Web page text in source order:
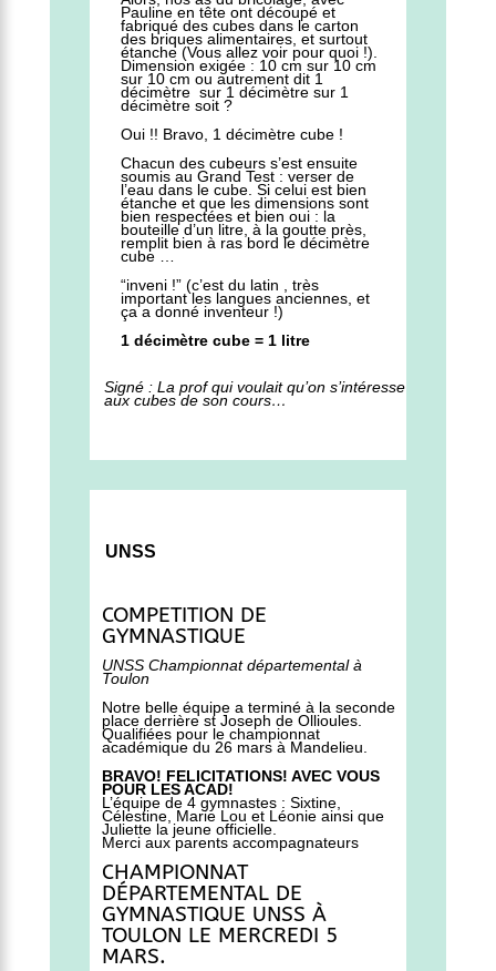
Pauline en tête ont découpé et
fabriqué des cubes dans le carton
des briques alimentaires, et surtout
étanche (Vous allez voir pour quoi !).
Dimension exigée : 10 cm sur 10 cm
sur 10 cm ou autrement dit 1
décimètre sur 1 décimètre sur 1
décimètre soit ?
Oui !! Bravo, 1 décimètre cube !
Chacun des cubeurs s’est ensuite
soumis au Grand Test : verser de
l’eau dans le cube. Si celui est bien
étanche et que les dimensions sont
bien respectées et bien oui : la
bouteille d’un litre, à la goutte près,
remplit bien à ras bord le décimètre
cube …
“inveni !” (c’est du latin , très
important les langues anciennes, et
ça a donné inventeur !)
1 décimètre cube = 1 litre
Signé : La prof qui voulait qu’on s’intéresse
aux cubes de son cours…
UNSS
COMPETITION DE
GYMNASTIQUE
UNSS Championnat départemental à
Toulon
Notre belle équipe a terminé à la seconde
place derrière st Joseph de Ollioules.
Qualifiées pour le championnat
académique du 26 mars à Mandelieu.
BRAVO! FELICITATIONS! AVEC VOUS
POUR LES ACAD!
L’équipe de 4 gymnastes : Sixtine,
Célestine, Marie Lou et Léonie ainsi que
Juliette la jeune officielle.
Merci aux parents accompagnateurs
CHAMPIONNAT
DÉPARTEMENTAL DE
GYMNASTIQUE UNSS À
TOULON LE MERCREDI 5
MARS.